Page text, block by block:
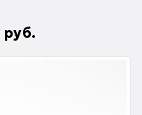
руб.